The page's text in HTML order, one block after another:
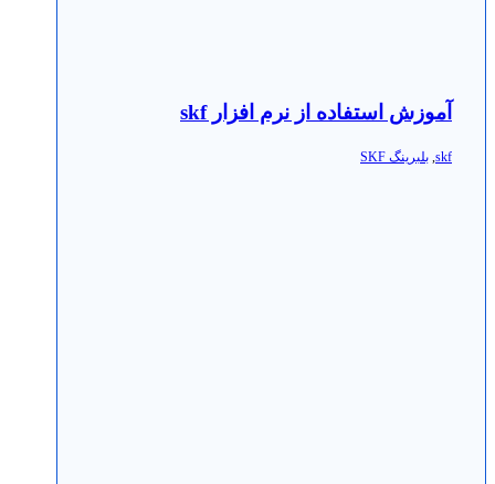
آموزش استفاده از نرم افزار skf
skf بلبرینگ SKF